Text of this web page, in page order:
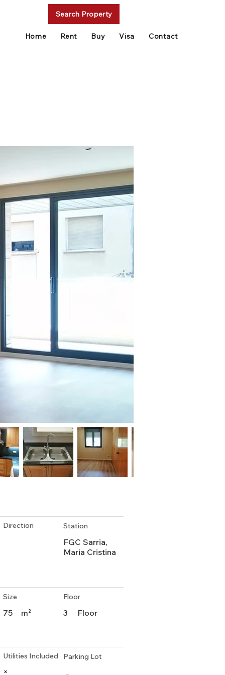
Search Property
Home Rent Buy Visa Contact
Direction Station
FGC Sarria,
Maria Cristina
Size Floor
75 m² 3 Floor
Utilities Included
×
Parking Lot